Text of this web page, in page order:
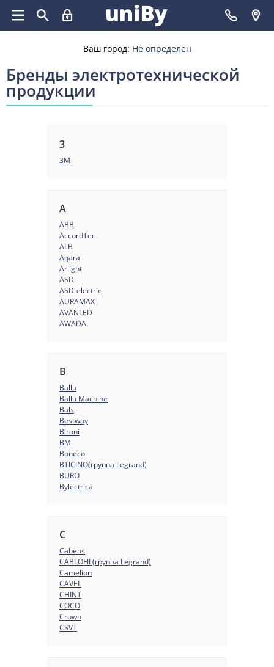
Ваш город: Не определён
Бренды электротехнической
продукции
3
3М
A
ABB
AccordTec
ALB
Aqara
Arlight
ASD
ASD-electric
AURAMAX
AVANLED
AWADA
B
Ballu
Ballu Machine
Bals
Bestway
Bironi
BM
Boneco
BTICINO(группа Legrand)
BURO
Bylectrica
C
Cabeus
CABLOFIL(группа Legrand)
Camelion
CAVEL
CHINT
COCO
Crown
CSVT